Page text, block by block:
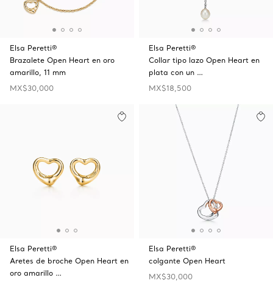
Elsa Peretti®
Brazalete Open Heart en oro
amarillo, 11 mm
MX$30,000
Elsa Peretti®
Collar tipo lazo Open Heart en
plata con un …
MX$18,500
Elsa Peretti®
Aretes de broche Open Heart en
oro amarillo …
Elsa Peretti®
colgante Open Heart
MX$30,000